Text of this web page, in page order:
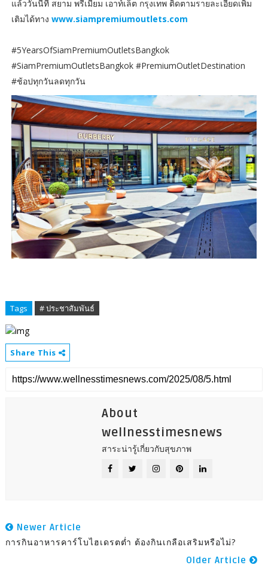
แล้ววันนี้ที่ สยาม พรีเมี่ยม เอาท์เล็ต กรุงเทพ ติดตามรายละเอียดเพิ่ม
เติมได้ทาง www.siampremiumoutlets.com
#5YearsOfSiamPremiumOutletsBangkok
#SiamPremiumOutletsBangkok #PremiumOutletDestination
#ช้อปทุกวันลดทุกวัน
Tags # ประชาสัมพันธ์
Share This
About
wellnesstimesnews
สาระน่ารู้เกี่ยวกับสุขภาพ
Newer Article
การกินอาหารคาร์โบไฮเดรตต่ำ ต้องกินเกลือเสริมหรือไม่?
Older Article